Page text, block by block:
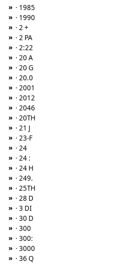
» · 1985
» · 1990
» · 2 +
» · 2 PA
» · 2:22
» · 20 A
» · 20 G
» · 20.0
» · 2001
» · 2012
» · 2046
» · 20TH
» · 21 J
» · 23-F
» · 24
» · 24 :
» · 24 H
» · 249.
» · 25TH
» · 28 D
» · 3 DI
» · 30 D
» · 300
» · 300:
» · 3000
» · 36 Q